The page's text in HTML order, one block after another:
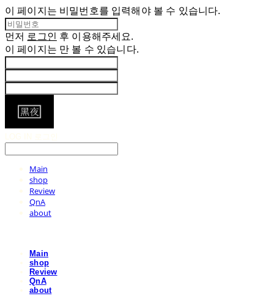
이 페이지는 비밀번호를 입력해야 볼 수 있습니다.
먼저 로그인 후 이용해주세요.
이 페이지는 만 볼 수 있습니다.
Main
shop
Review
QnA
about
Main
shop
Review
QnA
about